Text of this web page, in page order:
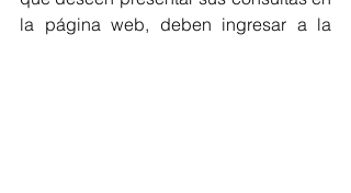
la página web, deben ingresar a la